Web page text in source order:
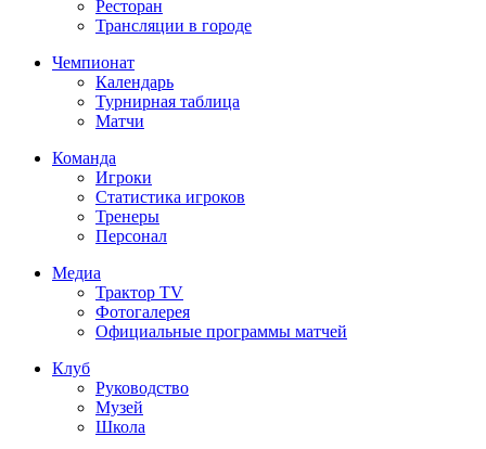
Ресторан
Трансляции в городе
Чемпионат
Календарь
Турнирная таблица
Матчи
Команда
Игроки
Статистика игроков
Тренеры
Персонал
Медиа
Трактор TV
Фотогалерея
Официальные программы матчей
Клуб
Руководство
Музей
Школа